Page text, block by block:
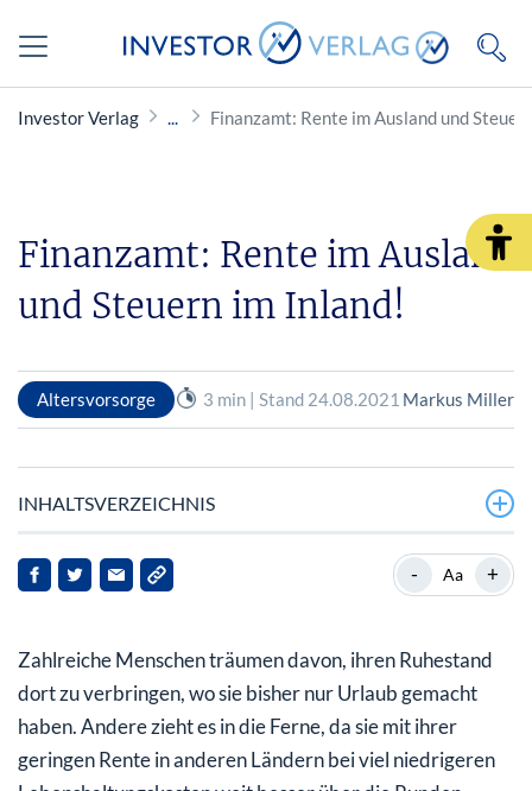
Investor Verlag Finanzamt: Rente im Ausland und
Finanzamt: Rente im Ausland
und Steuern im Inland!
Altersvorsorge 3 min | Stand 24.08.2021 Markus Miller
INHALTSVERZEICHNIS
Auslandsrentner sind beschränkt steuerpflichtig
Das Finanzamt für Auslandsrentner
- Aa +
Zahlreiche Menschen träumen davon, ihren Ruhestand
dort zu verbringen, wo sie bisher nur Urlaub gemacht
haben. Andere zieht es in die Ferne, da sie mit ihrer
geringen Rente in anderen Ländern bei viel niedrigeren